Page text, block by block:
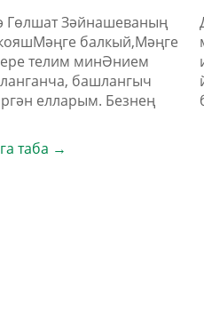
Гөлшат Зәйнашеваның
балкый,Мәңге
телим минӘнием
башлангыч
елларым. Безнең
таба →